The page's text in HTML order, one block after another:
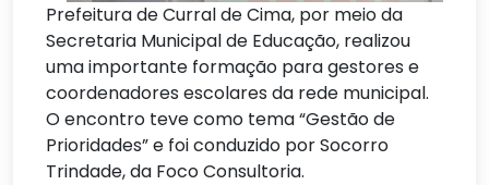
Prefeitura de Curral de Cima, por meio da
Secretaria Municipal de Educação, realizou
uma importante formação para gestores e
coordenadores escolares da rede municipal.
O encontro teve como tema “Gestão de
Prioridades” e foi conduzido por Socorro
Trindade, da Foco Consultoria.